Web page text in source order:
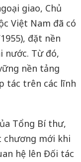
giao, Chủ
Việt Nam đã có
đặt nền
nước. Từ đó,
nền tảng
tác trên các lĩnh
Tổng Bí thư,
chương mới khi
hệ lên Đối tác